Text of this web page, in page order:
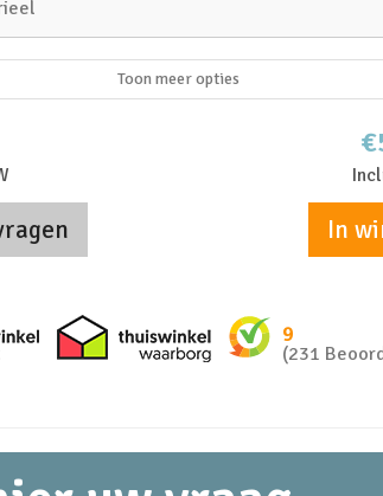
Toon meer opties
In
Thuiswinkel zakelijk Thuiswinkel waarborg
9
(231